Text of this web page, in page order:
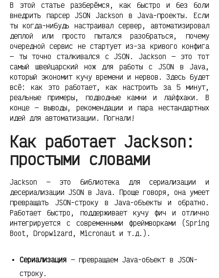
В этой статье разберёмся, как быстро и без боли
внедрить парсер JSON Jackson в Java-проекты. Если
ты когда-нибудь настраивал сервер, автоматизировал
деплой или просто пытался разобраться, почему
очередной сервис не стартует из-за кривого конфига
— ты точно сталкивался с JSON. Jackson — это тот
самый швейцарский нож для работы с JSON в Java,
который экономит кучу времени и нервов. Здесь будет
всё: как это работает, как настроить за 5 минут,
реальные примеры, подводные камни и лайфхаки. В
конце — выводы, рекомендации и пара нестандартных
идей для автоматизации. Погнали!
Как работает Jackson:
простыми словами
Jackson — это библиотека для сериализации и
десериализации JSON в Java. Проще говоря, она умеет
превращать JSON-строку в Java-объекты и обратно.
Работает быстро, поддерживает кучу фич и отлично
интегрируется с современными фреймворками (Spring
Boot, Dropwizard, Micronaut и т.д.).
Сериализация — превращаем Java-объект в JSON-
строку.